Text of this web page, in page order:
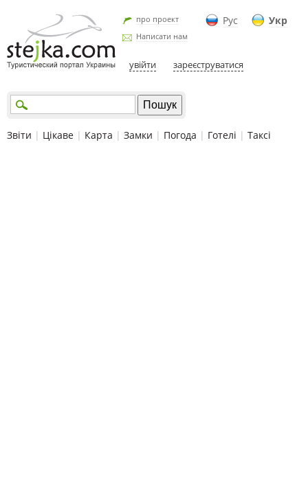
Рус Укр
про проект
Написати нам
увійти зареєструватися
Звіти | Цікаве | Карта | Замки | Погода | Готелі | Таксі